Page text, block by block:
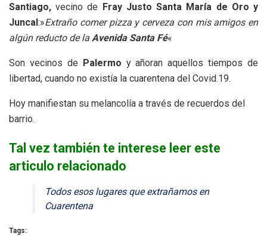
Santiago, vecino de Fray Justo Santa María de Oro y
Juncal:»Extraño comer pizza y cerveza con mis amigos en
algún reducto de la Avenida Santa Fé«
Son vecinos de Palermo y añoran aquellos tiempos de
libertad, cuando no existía la cuarentena del Covid.19.
Hoy manifiestan su melancolía a través de recuerdos del
barrio.
Tal vez también te interese leer este
articulo relacionado
Todos esos lugares que extrañamos en
Cuarentena
Tags: